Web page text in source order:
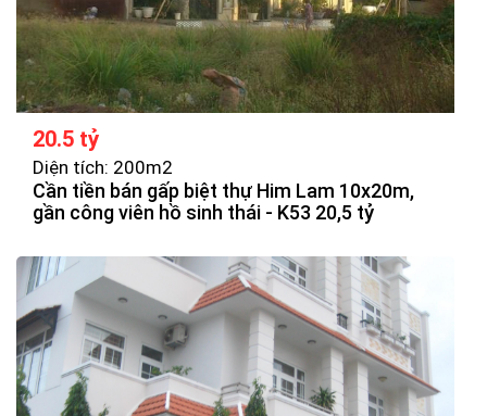
20.5 tỷ
Diện tích: 200m2
Cần tiền bán gấp biệt thự Him Lam 10x20m,
gần công viên hồ sinh thái - K53 20,5 tỷ